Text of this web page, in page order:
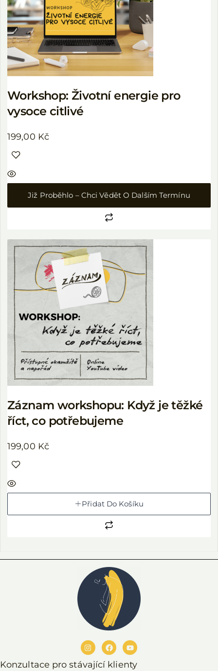
Workshop: Životní energie pro
vysoce citlivé
199,00 Kč
Již Proběhlo – Chci Vědět O Dalším Termínu
Záznam workshopu: Když je těžké
říct, co potřebujeme
199,00 Kč
Přidat Do Košíku
Konzultace pro stávající klienty